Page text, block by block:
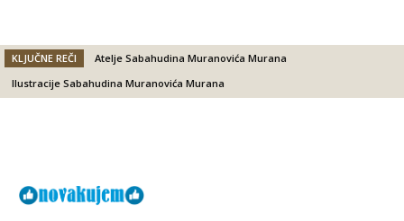
KLJUČNE REČI
Atelje Sabahudina Muranovića Murana
Ilustracije Sabahudina Muranovića Murana